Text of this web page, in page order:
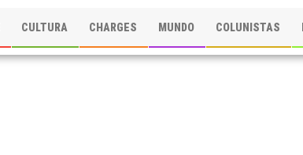
CULTURA CHARGES MUNDO COLUNISTAS